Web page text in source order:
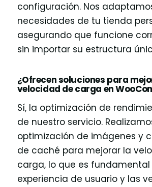
configuración. Nos
necesidades de tu tienda
asegurando que funcione
sin importar su estructura
¿Ofrecen soluciones para
velocidad de carga en
Sí, la optimización de
de nuestro servicio.
optimización de imágenes y
de caché para mejorar la
carga, lo que es
experiencia de usuario y las